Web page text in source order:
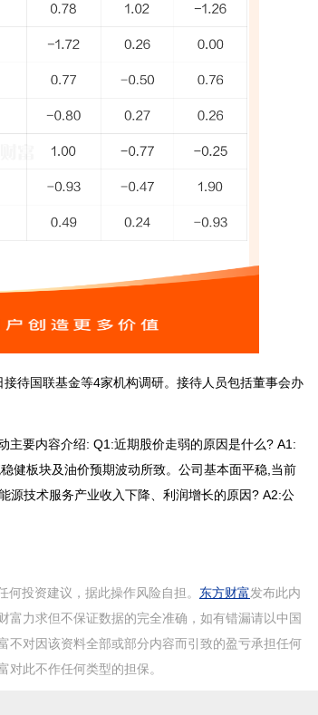
接待国联基金等4家机构调研。 接待人员包括董事会办
主要内容介绍: Q1:近期股价走弱的原因是什么? A1:
健板块及油价预期波动所致。公司基本面平稳,当前
源技术服务产业收入下降、利润增长的原因? A2:公
投资建议，据此操作风险自担。 东方财富发布此内
富力求但不保证数据的完全准确，如有错漏请以中国
不对因该资料全部或部分内容而引致的盈亏承担任何
此不作任何类型的担保。